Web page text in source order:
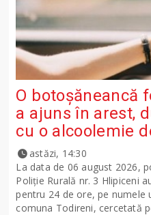
O botoșăneancă
a ajuns în arest,
cu o alcoolemie
astăzi, 14:30
La data de 06 august 2026,
Poliție Rurală nr. 3 Hlipiceni
pentru 24 de ore, pe numele
comuna Todireni, cercetată